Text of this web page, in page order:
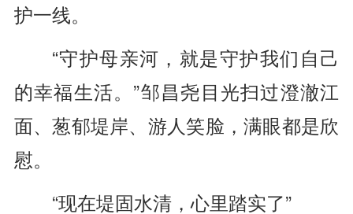
护一线。
“守护母亲河，就是守护我们自己
的幸福生活。”邹昌尧目光扫过澄澈江
面、葱郁堤岸、游人笑脸，满眼都是欣
慰。
“现在堤固水清，心里踏实了”